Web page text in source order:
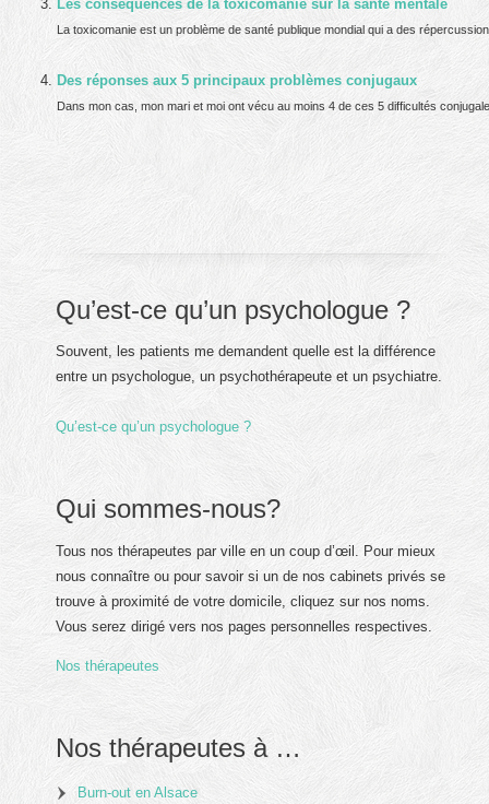
Les conséquences de la toxicomanie sur la santé mentale
La toxicomanie est un problème de santé publique mondial qui a des
Des réponses aux 5 principaux problèmes conjugaux
Dans mon cas, mon mari et moi ont vécu au moins 4 de ces 5 difficultés
Qu’est-ce qu’un psychologue ?
Souvent, les patients me demandent quelle est la différence
entre un psychologue, un psychothérapeute et un psychiatre.
Qu’est-ce qu’un psychologue ?
Qui sommes-nous?
Tous nos thérapeutes par ville en un coup d’œil. Pour mieux
nous connaître ou pour savoir si un de nos cabinets privés se
trouve à proximité de votre domicile, cliquez sur nos noms.
Vous serez dirigé vers nos pages personnelles respectives.
Nos thérapeutes
Nos thérapeutes à …
Burn-out en Alsace